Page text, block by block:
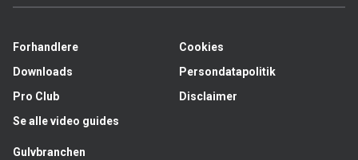
Forhandlere
Downloads
Pro Club
Se alle video guides
Gulvbranchen
Cookies
Persondatapolitik
Disclaimer